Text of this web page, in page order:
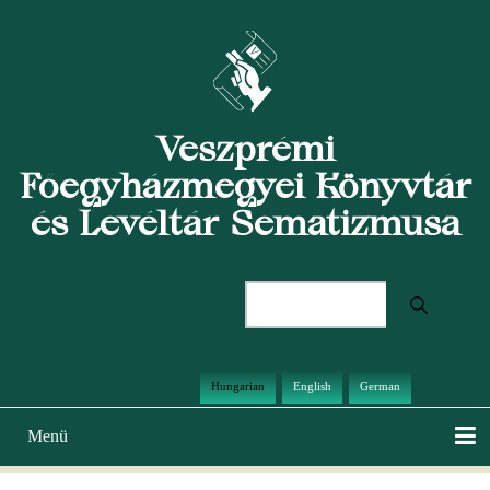
Veszprémi
Főegyházmegyei Könyvtár
és Levéltár Sematizmusa
Hungarian English German
Main
Menü